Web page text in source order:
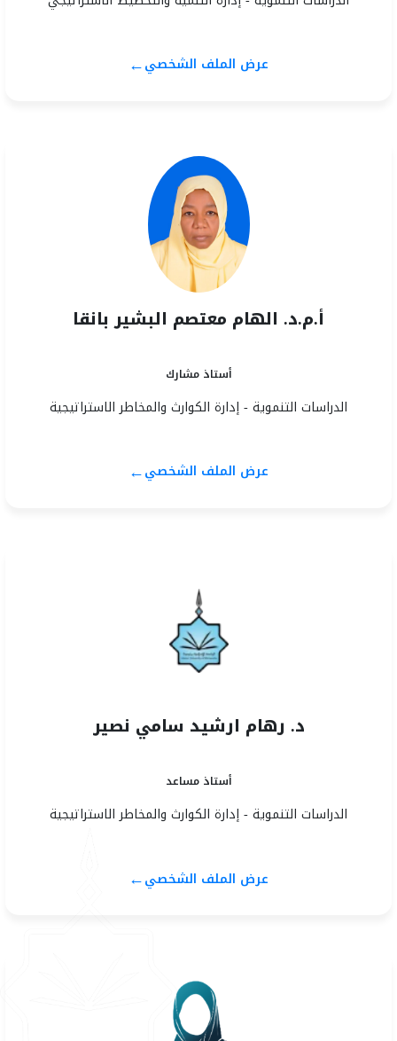
عرض الملف الشخصي←
أ.م.د. الهام معتصم البشير بانقا
أستاذ مشارك
الدراسات التنموية - إدارة الكوارث والمخاطر الاستراتيجية
عرض الملف الشخصي←
د. رهام ارشيد سامي نصير
أستاذ مساعد
الدراسات التنموية - إدارة الكوارث والمخاطر الاستراتيجية
عرض الملف الشخصي←